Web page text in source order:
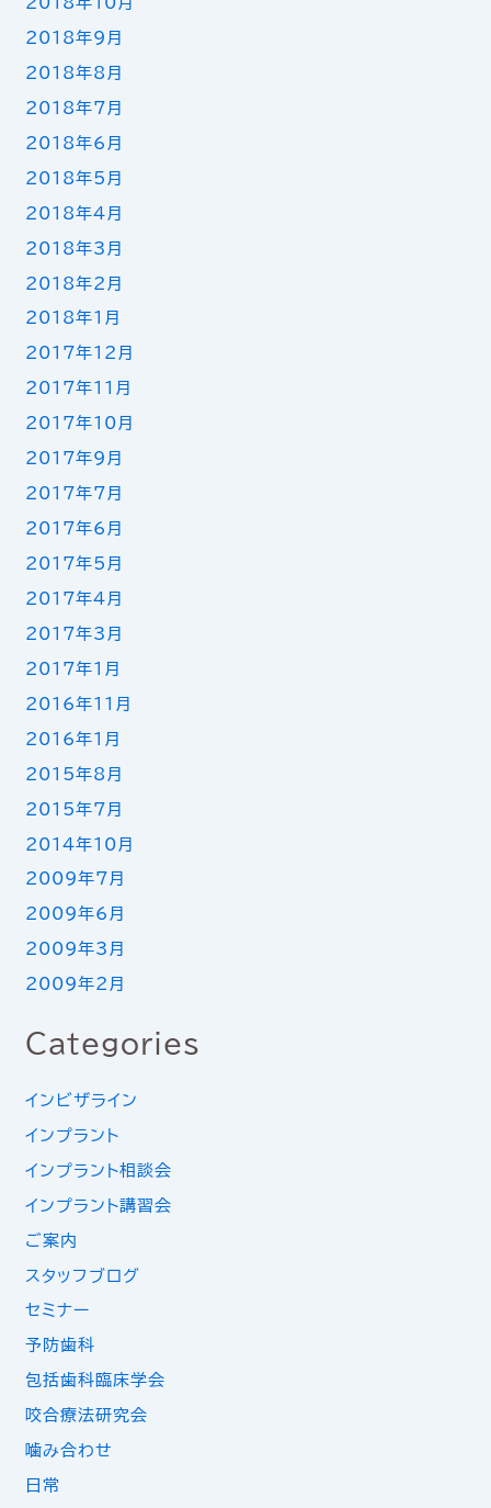
2018年9月
2018年8月
2018年7月
2018年6月
2018年5月
2018年4月
2018年3月
2018年2月
2018年1月
2017年12月
2017年11月
2017年10月
2017年9月
2017年7月
2017年6月
2017年5月
2017年4月
2017年3月
2017年1月
2016年11月
2016年1月
2015年8月
2015年7月
2014年10月
2009年7月
2009年6月
2009年3月
2009年2月
Categories
インビザライン
インプラント
インプラント相談会
インプラント講習会
ご案内
スタッフブログ
セミナー
予防歯科
包括歯科臨床学会
咬合療法研究会
噛み合わせ
日常